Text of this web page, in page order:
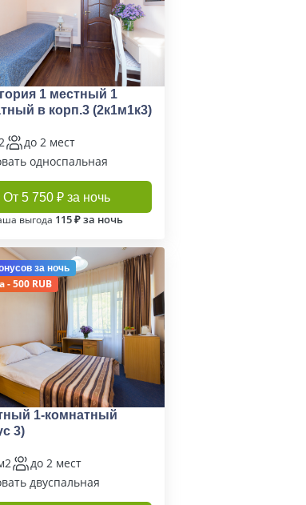
1 местный 1
в корп.3 (2к1м1к3)
до 2 мест
односпальная
От 5 750 ₽ за ночь
выгода 115 ₽ за ночь
за ночь
- 500 RUB
1-комнатный
3)
до 2 мест
двуспальная